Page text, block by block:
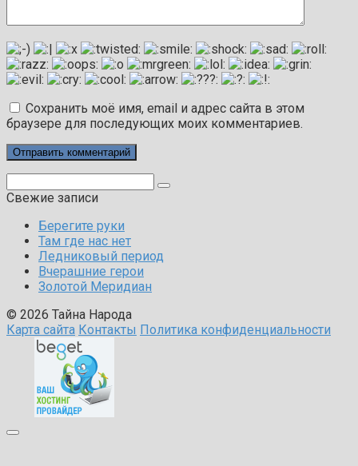
Сохранить моё имя, email и адрес сайта в этом
браузере для последующих моих комментариев.
Свежие записи
Берегите руки
Там где нас нет
Ледниковый период
Вчерашние герои
Золотой Меридиан
© 2026 Тайна Народа
Карта сайта Контакты Политика конфиденциальности